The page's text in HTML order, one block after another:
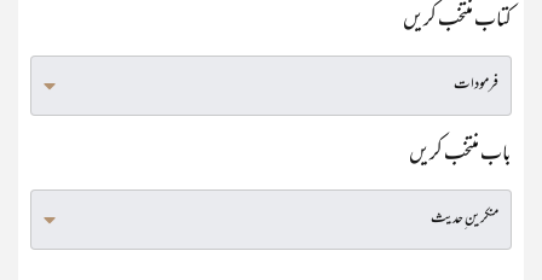
کتاب منتخب کریں
باب منتخب کریں